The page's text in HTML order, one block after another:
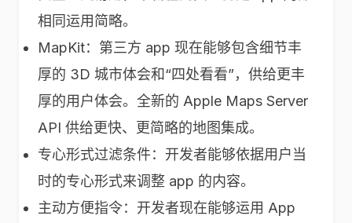
相同运用简略。
MapKit：第三方 app 现在能够包含细节丰
厚的 3D 城市体会和“四处看看”，供给更丰
厚的用户体会。全新的 Apple Maps Server
API 供给更快、更简略的地图集成。
专心形式过滤条件：开发者能够依据用户当
时的专心形式来调整 app 的内容。
主动方便指令：开发者现在能够运用 App